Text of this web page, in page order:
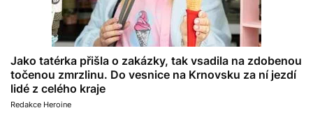
Jako tatérka přišla o zakázky, tak vsadila na zdobenou
točenou zmrzlinu. Do vesnice na Krnovsku za ní jezdí
lidé z celého kraje
Redakce Heroine